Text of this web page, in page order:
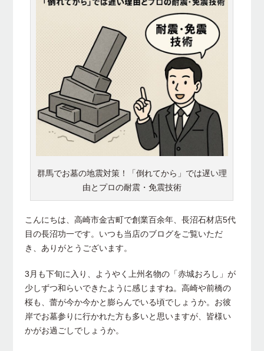
群馬でお墓の地震対策！「倒れてから」では遅い理
由とプロの耐震・免震技術
こんにちは、高崎市金古町で創業百余年、長沼石材店5代
目の長沼功一です。いつも当店のブログをご覧いただ
き、ありがとうございます。
3月も下旬に入り、ようやく上州名物の「赤城おろし」が
少しずつ和らいできたように感じますね。高崎や前橋の
桜も、蕾が今か今かと膨らんでいる頃でしょうか。お彼
岸でお墓参りに行かれた方も多いと思いますが、皆様い
かがお過ごしでしょうか。